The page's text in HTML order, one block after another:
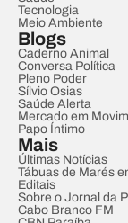
Tecnologia
Meio Ambiente
Blogs
Caderno Animal
Conversa Política
Pleno Poder
Sílvio Osias
Saúde Alerta
Mercado em
Papo Íntimo
Mais
Últimas Notícias
Tábuas de Marés
Editais
Sobre o Jornal da
Cabo Branco FM